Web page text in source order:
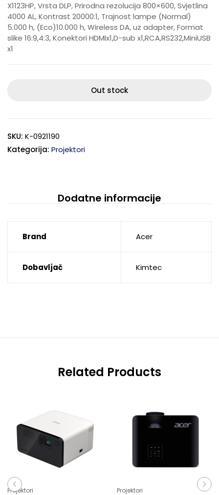
X1123HP, Vrsta DLP, Prirodna rezolucija 800×600, Svjetlina
4000 AL, Kontrast 20000:1, Trajnost lampe (Normal)
5.000 h, (Eco)10.000 h, Wireless DA, uz adapter, Format
slike 16:9,4:3, Konektori HDMIx1,D-sub x1,RCA,RS232,MiniUSB
x1
Out stock
SKU: K-0921190
Kategorija: Projektori
Dodatne informacije
Brand Acer
Dobavljač Kimtec
Related Products
Projektori Projektori